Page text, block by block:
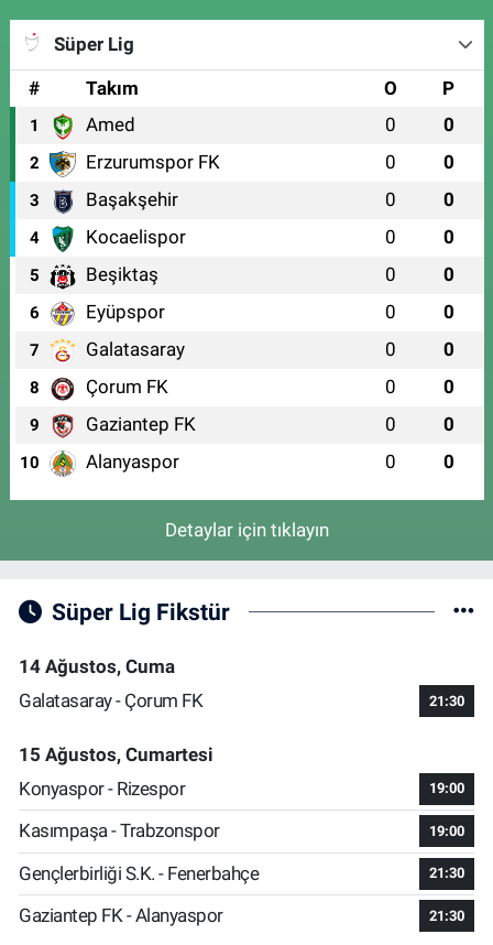
Süper Lig
#
Takım O P
1 Amed 0 0
2 Erzurumspor FK 0 0
3 Başakşehir 0 0
4 Kocaelispor 0 0
5 Beşiktaş 0 0
6 Eyüpspor 0 0
7 Galatasaray 0 0
8 Çorum FK 0 0
9 Gaziantep FK 0 0
10 Alanyaspor 0 0
Detaylar için tıklayın
Süper Lig Fikstür
14 Ağustos, Cuma
Galatasaray - Çorum FK
21:30
15 Ağustos, Cumartesi
Konyaspor - Rizespor
19:00
Kasımpaşa - Trabzonspor 19:00
Gençlerbirliği S.K. - Fenerbahçe 21:30
Gaziantep FK - Alanyaspor 21:30